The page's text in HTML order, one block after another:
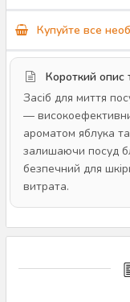
Купуйте все
Короткий опис
Засіб для миття
—
ароматом яблука
залишаючи посуд
безпечний для
витрата.